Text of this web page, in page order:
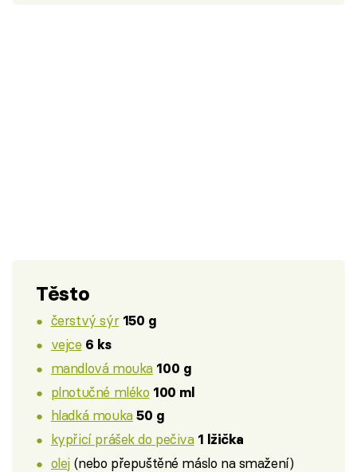
Těsto
čerstvý sýr 150 g
vejce 6 ks
mandlová mouka 100 g
plnotučné mléko 100 ml
hladká mouka 50 g
kypřicí prášek do pečiva 1 lžička
olej (nebo přepuštěné máslo na smažení)